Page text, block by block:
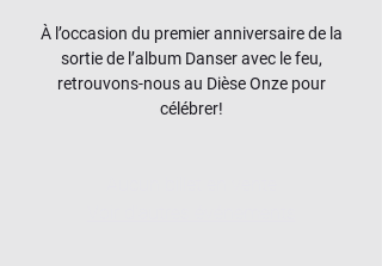
À l’occasion du premier anniversaire de la
sortie de l’album Danser avec le feu,
retrouvons-nous au Dièse Onze pour
célébrer!